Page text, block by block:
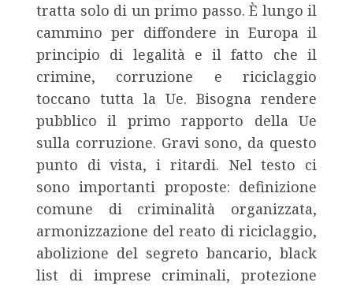
tratta solo di un primo passo. È lungo il
cammino per diffondere in Europa il
principio di legalità e il fatto che il
crimine, corruzione e riciclaggio
toccano tutta la Ue. Bisogna rendere
pubblico il primo rapporto della Ue
sulla corruzione. Gravi sono, da questo
punto di vista, i ritardi. Nel testo ci
sono importanti proposte: definizione
comune di criminalità organizzata,
armonizzazione del reato di riciclaggio,
abolizione del segreto bancario, black
list di imprese criminali, protezione